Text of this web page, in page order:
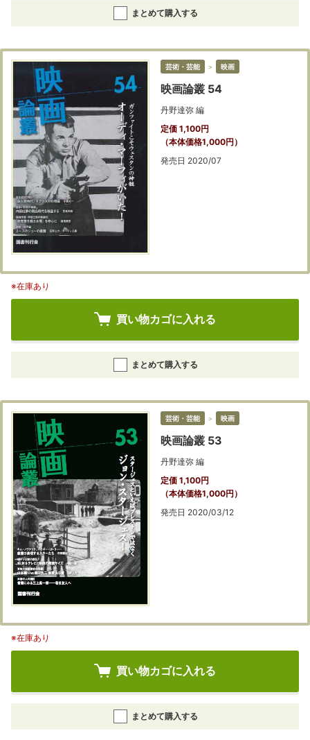
まとめて購入する
芸術・芸能 ＞ 映画
映画論叢 54
丹野達弥 編
定価 1,100円
（本体価格1,000円）
発売日 2020/07
※在庫あり
買い物カゴに入れる
まとめて購入する
芸術・芸能 ＞ 映画
映画論叢 53
丹野達弥 編
定価 1,100円
（本体価格1,000円）
発売日 2020/03/12
※在庫あり
買い物カゴに入れる
まとめて購入する